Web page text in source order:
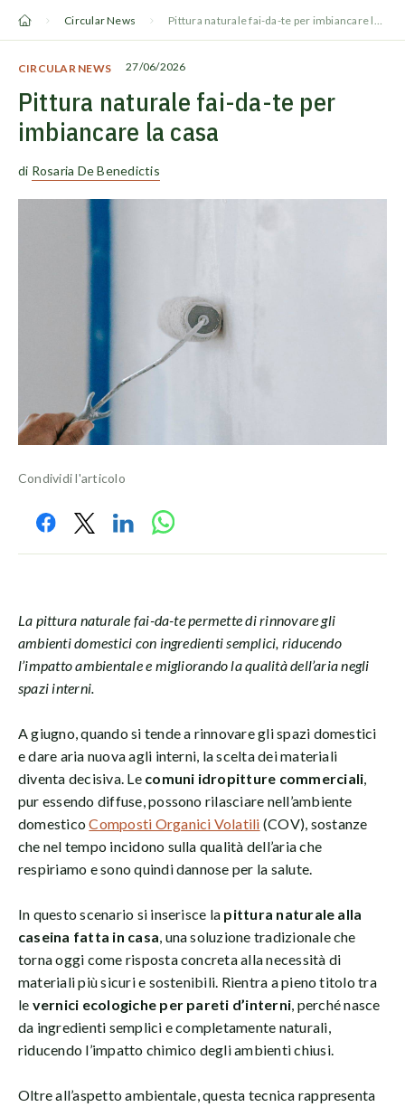
Circular News Pittura naturale fai-da-te per imbiancare la casa
CIRCULAR NEWS 27/06/2026
Pittura naturale fai-da-te per
imbiancare la casa
di Rosaria De Benedictis
Condividi l'articolo
La pittura naturale fai-da-tepermette di rinnovare gli
ambienti domestici con ingredienti semplici, riducendo
l’impatto ambientale e migliorando la qualità dell’aria negli
spazi interni.
A giugno, quando si tende a rinnovare gli spazi domestici
e dare aria nuova agli interni, la scelta dei materiali
diventa decisiva. Le comuni idropitture commerciali,
pur essendo diffuse, possono rilasciare nell’ambiente
domesticoComposti Organici Volatili (COV), sostanze
che nel tempo incidono sulla qualità dell’aria che
respiriamo e sono quindi dannose per la salute.
In questo scenario si inserisce la pittura naturale alla
caseina fatta in casa, una soluzione tradizionale che
torna oggi come risposta concreta alla necessità di
materiali più sicuri e sostenibili. Rientra a pieno titolo tra
le vernici ecologiche per pareti d’interni, perché nasce
da ingredienti semplici e completamente naturali,
riducendo l’impatto chimico degli ambienti chiusi.
Oltre all’aspetto ambientale, questa tecnica rappresenta